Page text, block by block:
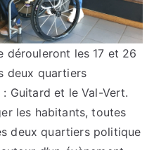
dérouleront les 17 et 26
deux quartiers
Guitard et le Val-Vert.
les habitants, toutes
deux quartiers politique